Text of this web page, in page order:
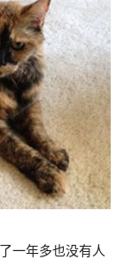
一年多也没有人